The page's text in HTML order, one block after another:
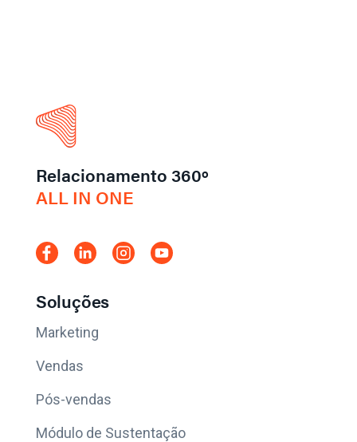
Relacionamento 360º
ALL IN ONE
Soluções
Marketing
Vendas
Pós-vendas
Módulo de Sustentação